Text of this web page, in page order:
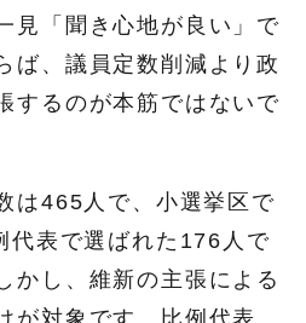
見「聞き心地が良い」で
ば、議員定数削減より政
するのが本筋ではないで
は465人で、小選挙区で
代表で選ばれた176人で
かし、維新の主張による
が対象です。比例代表